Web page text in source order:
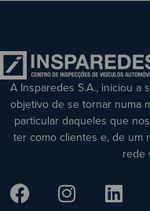
A Insparedes S.A., iniciou a
objetivo de se tornar numa
particular daqueles que
ter como clientes e, de um
rede